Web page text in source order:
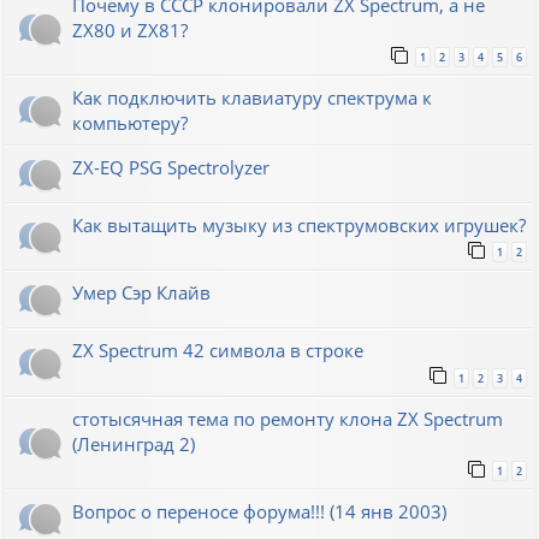
Почему в СССР клонировали ZX Spectrum, а не
ZX80 и ZX81?
1 2 3 4 5 6
Как подключить клавиатуру спектрума к
компьютеру?
ZX-EQ PSG Spectrolyzer
Как вытащить музыку из спектрумовских игрушек?
1 2
Умер Сэр Клайв
ZX Spectrum 42 символа в строке
1 2 3 4
стотысячная тема по ремонту клона ZX Spectrum
(Ленинград 2)
1 2
Вопрос о переносе форума!!! (14 янв 2003)